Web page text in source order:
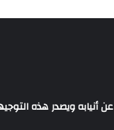
أنيابه ويصدر هذه